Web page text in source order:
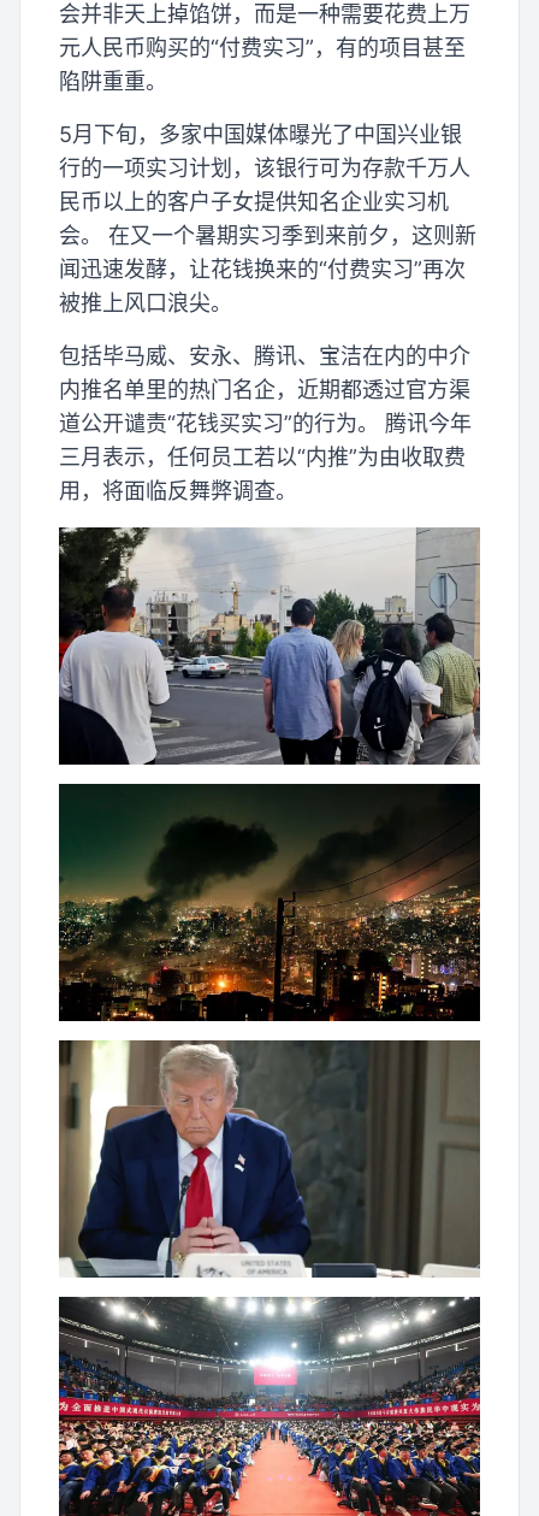
会并非天上掉馅饼，而是一种需要花费上万
元人民币购买的“付费实习”，有的项目甚至
陷阱重重。
5月下旬，多家中国媒体曝光了中国兴业银
行的一项实习计划，该银行可为存款千万人
民币以上的客户子女提供知名企业实习机
会。 在又一个暑期实习季到来前夕，这则新
闻迅速发酵，让花钱换来的“付费实习”再次
被推上风口浪尖。
包括毕马威、安永、腾讯、宝洁在内的中介
内推名单里的热门名企，近期都透过官方渠
道公开谴责“花钱买实习”的行为。 腾讯今年
三月表示，任何员工若以“内推”为由收取费
用，将面临反舞弊调查。